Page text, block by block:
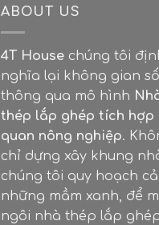
ABOUT US
4T House chúng tôi
nghĩa lại không gian
thông qua mô hình
thép lắp ghép tích hợp
quan nông nghiệp.
chỉ dựng xây khung
chúng tôi quy hoạch cả
những mầm xanh, để
ngôi nhà thép lắp